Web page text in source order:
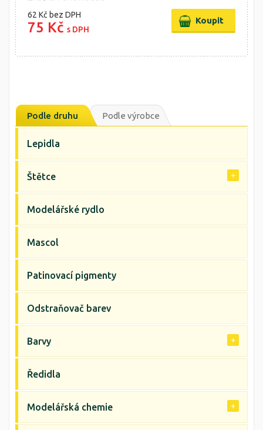
62 Kč bez DPH
75 Kč s DPH
Podle druhu Podle výrobce
Lepidla
Štětce
Modelářské rydlo
Mascol
Patinovací pigmenty
Odstraňovač barev
Barvy
Ředidla
Modelářská chemie